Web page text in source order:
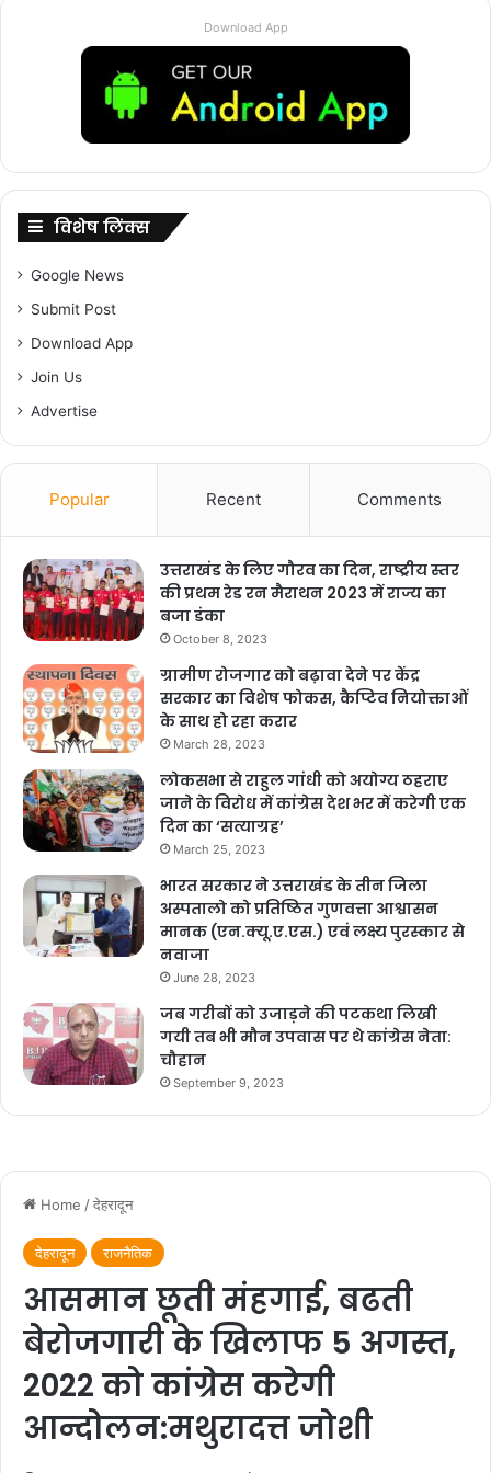
Download App
विशेष लिंक्स
Google News
Submit Post
Download App
Join Us
Advertise
Popular Recent Comments
उत्तराखंड के लिए गौरव का दिन, राष्ट्रीय स्तर
की प्रथम रेड रन मैराथन 2023 में राज्य का
बजा डंका
October 8, 2023
ग्रामीण रोजगार को बढ़ावा देने पर केंद्र
सरकार का विशेष फोकस, कैप्टिव नियोक्ताओं
के साथ हो रहा करार
March 28, 2023
लोकसभा से राहुल गांधी को अयोग्य ठहराए
जाने के विरोध में कांग्रेस देश भर में करेगी एक
दिन का ‘सत्याग्रह’
March 25, 2023
भारत सरकार ने उत्तराखंड के तीन जिला
अस्पतालो को प्रतिष्ठित गुणवत्ता आश्वासन
मानक (एन.क्यू.ए.एस.) एवं लक्ष्य पुरस्कार से
नवाजा
June 28, 2023
जब गरीबों को उजाड़ने की पटकथा लिखी
गयी तब भी मौन उपवास पर थे कांग्रेस नेता:
चौहान
September 9, 2023